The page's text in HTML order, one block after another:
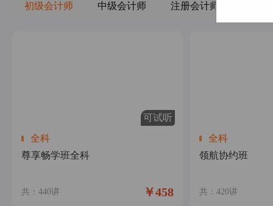
初级会计师 中级会计师 注册会计师
可试听
全科
尊享畅学班全科
共：440讲 ￥458
全科
领航协约班
共：420讲